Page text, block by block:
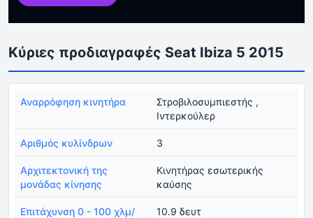
Κύριες προδιαγραφές Seat Ibiza 5 2015
Αναρρόφηση κινητήρα
Στροβιλοσυμπιεστής ,
Ιντερκούλερ
Αριθμός κυλίνδρων 3
Αρχιτεκτονική της
μονάδας κίνησης
Κινητήρας εσωτερικής
καύσης
Επιτάχυνση 0 - 100 χλμ/
10.9 δευτ